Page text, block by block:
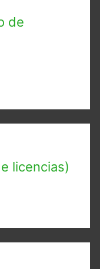
de
licencias)